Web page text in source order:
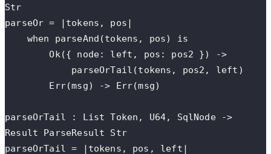
Str
parseOr = |tokens, pos|
    when parseAnd(tokens, pos) is
        Ok({ node: left, pos: pos2 }) ->
            parseOrTail(tokens, pos2, left)
        Err(msg) -> Err(msg)
parseOrTail : List Token, U64, SqlNode ->
Result ParseResult Str
parseOrTail = |tokens, pos, left|